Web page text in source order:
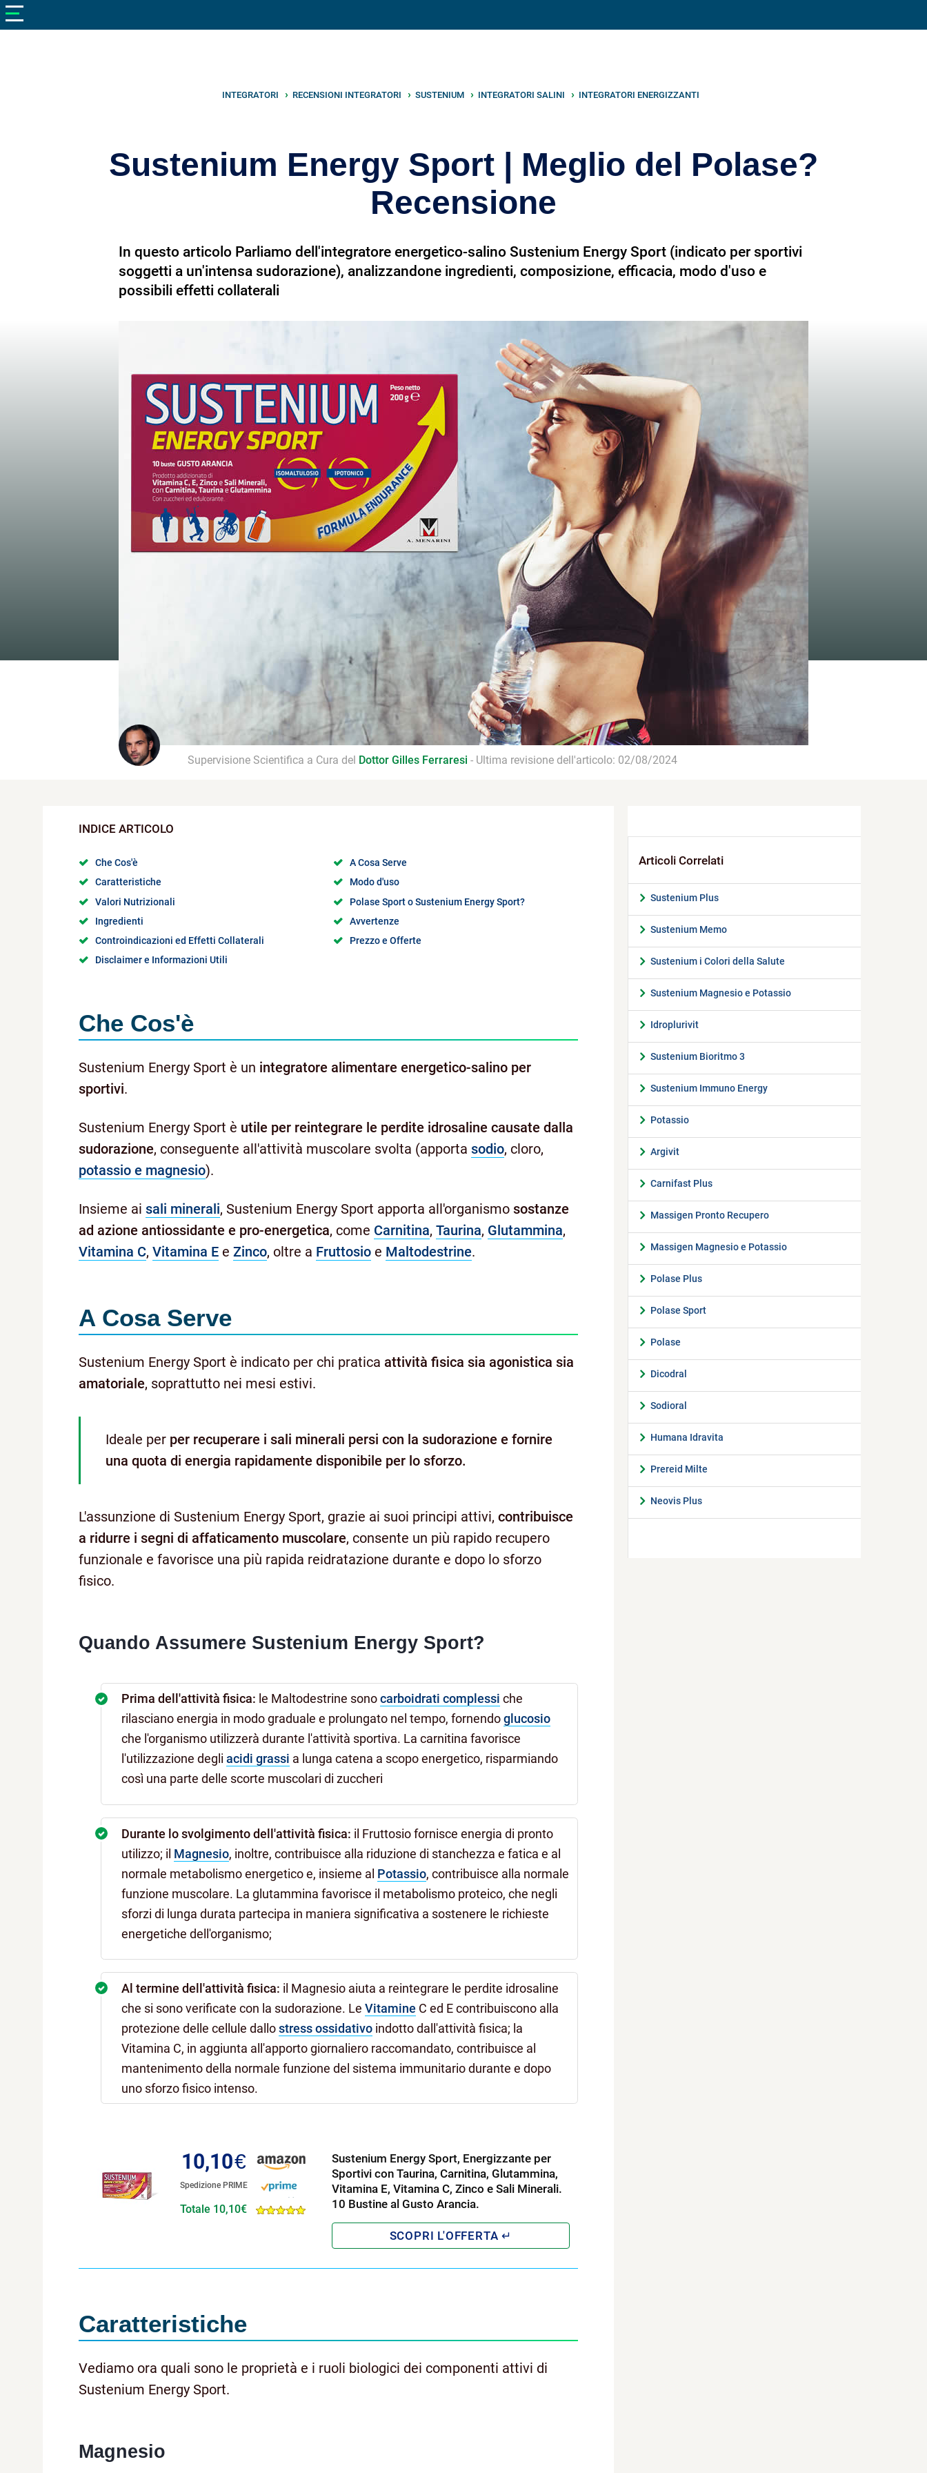
INTEGRATORI RECENSIONI INTEGRATORI SUSTENIUM INTEGRATORI SALINI INTEGRATORI ENERGIZZANTI
Sustenium Energy Sport | Meglio del Polase?
Recensione
In questo articolo Parliamo dell'integratore energetico-salino Sustenium Energy Sport (indicato per sportivi
soggetti a un'intensa sudorazione), analizzandone ingredienti, composizione, efficacia, modo d'uso e
possibili effetti collaterali
Supervisione Scientifica a Cura del Dottor Gilles Ferraresi - Ultima revisione dell'articolo: 02/08/2024
Che Cos'è
A Cosa Serve
Caratteristiche
Modo d'uso
Valori Nutrizionali
Polase Sport o Sustenium Energy Sport?
Ingredienti
Avvertenze
Controindicazioni ed Effetti Collaterali
Prezzo e Offerte
Disclaimer e Informazioni Utili
Che Cos'è
Sustenium Energy Sport è un integratore alimentare energetico-salino per
sportivi.
Sustenium Energy Sport è utile per reintegrare le perdite idrosaline causate dalla
sudorazione, conseguente all'attività muscolare svolta (apporta sodio, cloro,
potassio e magnesio).
Insieme ai sali minerali, Sustenium Energy Sport apporta all'organismo sostanze
ad azione antiossidante e pro-energetica, come Carnitina, Taurina, Glutammina,
Vitamina C, Vitamina E e Zinco, oltre a Fruttosio e Maltodestrine.
A Cosa Serve
Sustenium Energy Sport è indicato per chi pratica attività fisica sia agonistica sia
amatoriale, soprattutto nei mesi estivi.
Ideale per per recuperare i sali minerali persi con la sudorazione e fornire
una quota di energia rapidamente disponibile per lo sforzo.
L'assunzione di Sustenium Energy Sport, grazie ai suoi principi attivi, contribuisce
a ridurre i segni di affaticamento muscolare, consente un più rapido recupero
funzionale e favorisce una più rapida reidratazione durante e dopo lo sforzo
fisico.
Quando Assumere Sustenium Energy Sport?
Prima dell'attività fisica: le Maltodestrine sonocarboidrati complessi che
rilasciano energia in modo graduale e prolungato nel tempo, fornendoglucosio
che l'organismo utilizzerà durante l'attività sportiva. La carnitina favorisce
l'utilizzazione degliacidi grassi a lunga catena a scopo energetico, risparmiando
così una parte delle scorte muscolari di zuccheri
Durante lo svolgimento dell'attività fisica: il Fruttosio fornisce energia di pronto
utilizzo; il Magnesio, inoltre, contribuisce alla riduzione di stanchezza e fatica e al
normale metabolismo energetico e, insieme al Potassio, contribuisce alla normale
funzione muscolare. La glutammina favorisce il metabolismo proteico, che negli
sforzi di lunga durata partecipa in maniera significativa a sostenere le richieste
energetiche dell'organismo;
Al termine dell'attività fisica: il Magnesio aiuta a reintegrare le perdite idrosaline
che si sono verificate con la sudorazione. LeVitamine C ed E contribuiscono alla
protezione delle cellule dallostress ossidativo indotto dall'attività fisica; la
Vitamina C, in aggiunta all'apporto giornaliero raccomandato, contribuisce al
mantenimento della normale funzione del sistema immunitario durante e dopo
uno sforzo fisico intenso.
10,10€
Spedizione PRIME
Totale 10,10€
Sustenium Energy Sport, Energizzante per
Sportivi con Taurina, Carnitina, Glutammina,
Vitamina E, Vitamina C, Zinco e Sali Minerali.
10 Bustine al Gusto Arancia.
Caratteristiche
Vediamo ora quali sono le proprietà e i ruoli biologici dei componenti attivi di
Sustenium Energy Sport.
Magnesio
Sustenium Plus
Sustenium Memo
Sustenium i Colori della Salute
Sustenium Magnesio e Potassio
Idroplurivit
Sustenium Bioritmo 3
Sustenium Immuno Energy
Potassio
Argivit
Carnifast Plus
Massigen Pronto Recupero
Massigen Magnesio e Potassio
Polase Plus
Polase Sport
Polase
Dicodral
Sodioral
Humana Idravita
Prereid Milte
Neovis Plus
V netonutrizione